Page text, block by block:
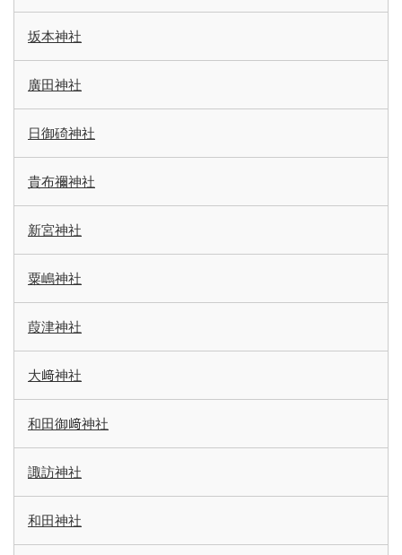
坂本神社
廣田神社
日御碕神社
貴布禰神社
新宮神社
粟嶋神社
葭津神社
大﨑神社
和田御﨑神社
諏訪神社
和田神社